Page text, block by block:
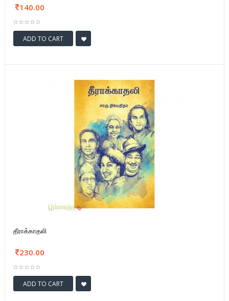
140.00
ADD TO CART
தீராக்காதலி
230.00
ADD TO CART